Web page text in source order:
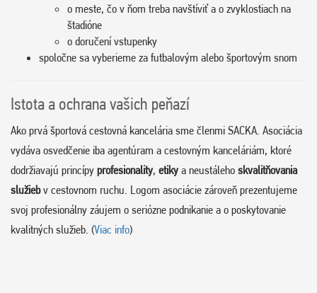
o meste, čo v ňom treba navštíviť a o zvyklostiach na
štadióne
o doručení vstupenky
spoločne sa vyberieme za futbalovým alebo športovým snom
Istota a ochrana vašich peňazí
Ako prvá športová cestovná kancelária sme členmi SACKA. Asociácia
vydáva osvedčenie iba agentúram a cestovným kanceláriám, ktoré
dodržiavajú princípy profesionality, etikya neustáleho skvalitňovania
služiebv cestovnom ruchu. Logom asociácie zároveň prezentujeme
svoj profesionálny záujem o seriózne podnikanie a o poskytovanie
kvalitných služieb. (Viac info)